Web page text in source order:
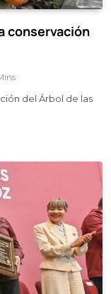
conservación
del Árbol de las